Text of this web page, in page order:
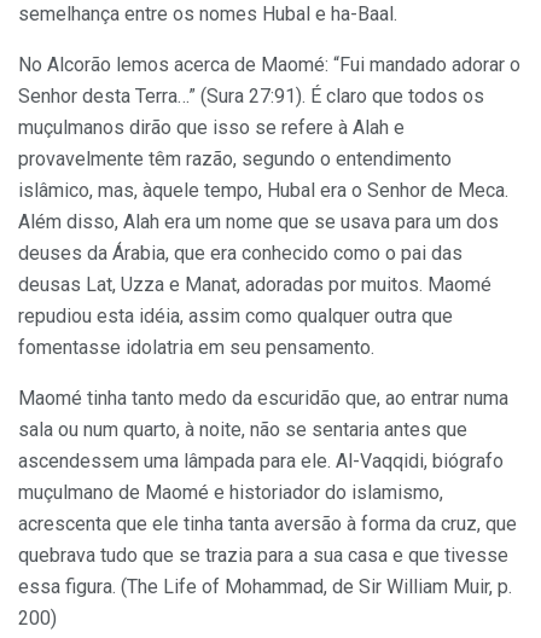
semelhança entre os nomes Hubal e ha-Baal.
No Alcorão lemos acerca de Maomé: “Fui mandado adorar o
Senhor desta Terra…” (Sura 27:91). É claro que todos os
muçulmanos dirão que isso se refere à Alah e
provavelmente têm razão, segundo o entendimento
islâmico, mas, àquele tempo, Hubal era o Senhor de Meca.
Além disso, Alah era um nome que se usava para um dos
deuses da Árabia, que era conhecido como o pai das
deusas Lat, Uzza e Manat, adoradas por muitos. Maomé
repudiou esta idéia, assim como qualquer outra que
fomentasse idolatria em seu pensamento.
Maomé tinha tanto medo da escuridão que, ao entrar numa
sala ou num quarto, à noite, não se sentaria antes que
ascendessem uma lâmpada para ele. Al-Vaqqidi, biógrafo
muçulmano de Maomé e historiador do islamismo,
acrescenta que ele tinha tanta aversão à forma da cruz, que
quebrava tudo que se trazia para a sua casa e que tivesse
essa figura. (The Life of Mohammad, de Sir William Muir, p.
200)